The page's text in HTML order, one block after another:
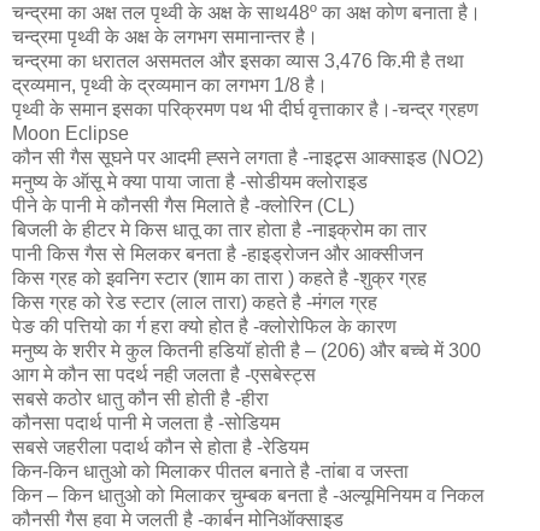
चन्द्रमा का अक्ष तल पृथ्वी के अक्ष के साथ48º का अक्ष कोण बनाता है।
चन्द्रमा पृथ्वी के अक्ष के लगभग समानान्तर है।
चन्द्रमा का धरातल असमतल और इसका व्यास 3,476 कि.मी है तथा
द्रव्यमान, पृथ्वी के द्रव्यमान का लगभग 1/8 है।
पृथ्वी के समान इसका परिक्रमण पथ भी दीर्घ वृत्ताकार है।-चन्द्र ग्रहण
Moon Eclipse
कौन सी गैस सूघने पर आदमी ह्सने लगता है -नाइट्र्स आक्साइड (NO2)
मनुष्य के ऑसू मे क्या पाया जाता है -सोडीयम क्लोराइड
पीने के पानी मे कौनसी गैस मिलाते है -क्लोरिन (CL)
बिजली के हीटर मे किस धातू का तार होता है -नाइक्रोम का तार
पानी किस गैस से मिलकर बनता है -हाइड्रोजन और आक्सीजन
किस ग्रह को इवनिग स्टार (शाम का तारा ) कहते है -शुक्र ग्रह
किस ग्रह को रेड स्टार (लाल तारा) कहते है -मंगल ग्रह
पेङ की पत्तियो का र्ग हरा क्यो होत है -क्लोरोफिल के कारण
मनुष्य के शरीर मे कुल कितनी हडियॉ होती है – (206) और बच्चे में 300
आग मे कौन सा पदर्थ नही जलता है -एसबेस्ट्स
सबसे कठोर धातु कौन सी होती है -हीरा
कौनसा पदार्थ पानी मे जलता है -सोडियम
सबसे जहरीला पदार्थ कौन से होता है -रेडियम
किन-किन धातुओ को मिलाकर पीतल बनाते है -तांबा व जस्ता
किन – किन धातुओ को मिलाकर चुम्बक बनता है -अल्यूमिनियम व निकल
कौनसी गैस हवा मे जलती है -कार्बन मोनिऑक्साइड